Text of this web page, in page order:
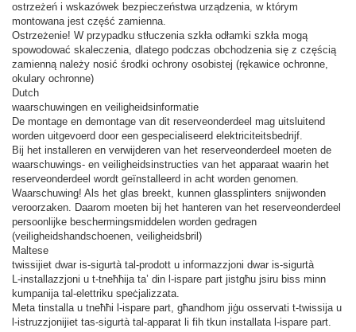
ostrzeżeń i wskazówek bezpieczeństwa urządzenia, w którym
montowana jest część zamienna.
Ostrzeżenie! W przypadku stłuczenia szkła odłamki szkła mogą
spowodować skaleczenia, dlatego podczas obchodzenia się z częścią
zamienną należy nosić środki ochrony osobistej (rękawice ochronne,
okulary ochronne)
Dutch
waarschuwingen en veiligheidsinformatie
De montage en demontage van dit reserveonderdeel mag uitsluitend
worden uitgevoerd door een gespecialiseerd elektriciteitsbedrijf.
Bij het installeren en verwijderen van het reserveonderdeel moeten de
waarschuwings- en veiligheidsinstructies van het apparaat waarin het
reserveonderdeel wordt geïnstalleerd in acht worden genomen.
Waarschuwing! Als het glas breekt, kunnen glassplinters snijwonden
veroorzaken. Daarom moeten bij het hanteren van het reserveonderdeel
persoonlijke beschermingsmiddelen worden gedragen
(veiligheidshandschoenen, veiligheidsbril)
Maltese
twissijiet dwar is-sigurtà tal-prodott u informazzjoni dwar is-sigurtà
L-installazzjoni u t-tneħħija ta’ din l-ispare part jistgħu jsiru biss minn
kumpanija tal-elettriku speċjalizzata.
Meta tinstalla u tneħħi l-ispare part, għandhom jiġu osservati t-twissija u
l-istruzzjonijiet tas-sigurtà tal-apparat li fih tkun installata l-ispare part.